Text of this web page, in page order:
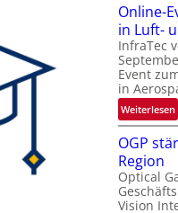
‚
y
r
s
c
t
t
r
t
i
l
Online-
in Luft-
InfraTec
Event
in
Weiterlesen:
n
i
OGP
Region
Optical
Vision